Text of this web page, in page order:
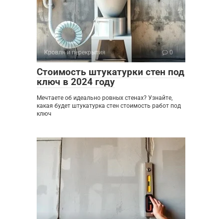
Кровля и перекрытия 0
Стоимость штукатурки стен под
ключ в 2024 году
Мечтаете об идеально ровных стенах? Узнайте,
какая будет штукатурка стен стоимость работ под
ключ